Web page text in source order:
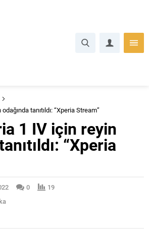
tanıtıldı: “Xperia Stream”
1 IV için reyin
“Xperia
0
19